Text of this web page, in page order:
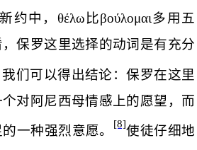
约中， θέλω 比βούλομαι多用五
保罗这里选择的动词是有充分
们可以得出结论：保罗在这里
对阿尼西母情感上的愿望，而
一种强烈意愿。 [8]使徒仔细地